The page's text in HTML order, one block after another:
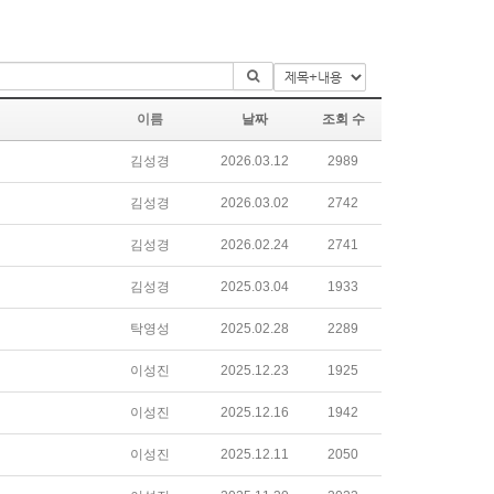
이름 날짜 조회 수
김성경 2026.03.12 2989
김성경 2026.03.02 2742
김성경 2026.02.24 2741
김성경 2025.03.04 1933
탁영성 2025.02.28 2289
이성진 2025.12.23 1925
이성진 2025.12.16 1942
이성진 2025.12.11 2050